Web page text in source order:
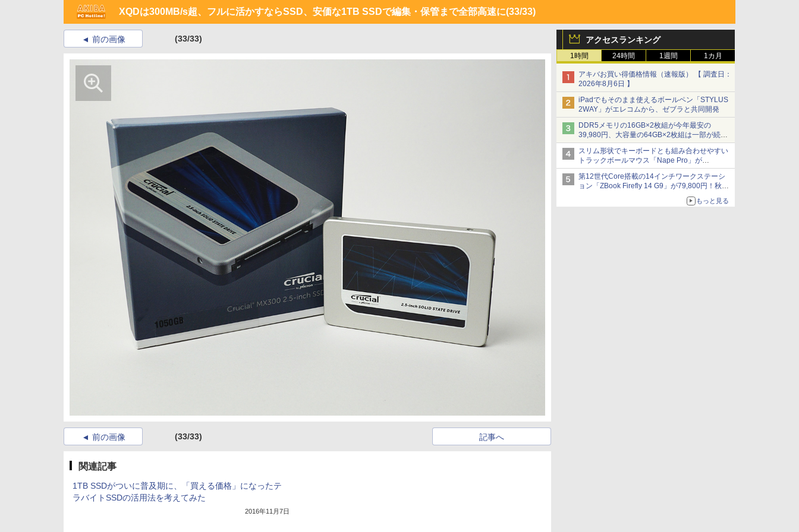
XQDは300MB/s超、フルに活かすならSSD、安価な1TB SSDで編集・保管まで全部高速に(33/33)
アクセスランキング
1時間 24時間 1週間 1カ月
アキバお買い得価格情報（速報版） 【 調査日：
2026年8月6日 】
iPadでもそのまま使えるボールペン「STYLUS
2WAY」がエレコムから、ゼブラと共同開発
DDR5メモリの16GB×2枚組が今年最安の
39,980円、大容量の64GB×2枚組は一部が続騰
[8月前半のメモリ価格]
スリム形状でキーボードとも組み合わせやすい
トラックボールマウス「Nape Pro」が
Keychronから
第12世代Core搭載の14インチワークステーシ
ョン「ZBook Firefly 14 G9」が79,800円！秋葉
もっと見る
前の画像 (33/33)
前の画像 (33/33) 記事へ
関連記事
1TB SSDがついに普及期に、「買える価格」になったテ
ラバイトSSDの活用法を考えてみた
2016年11月7日